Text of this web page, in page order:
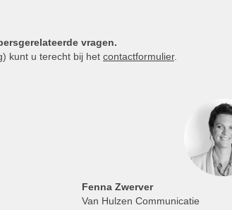
vragen.
kunt u terecht bij het contactformulier.
Fenna Zwerver
Van Hulzen Communicatie